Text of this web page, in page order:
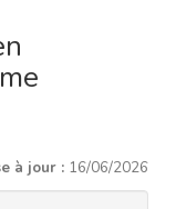
à jour : 16/06/2026